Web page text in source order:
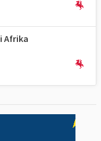
Afrika